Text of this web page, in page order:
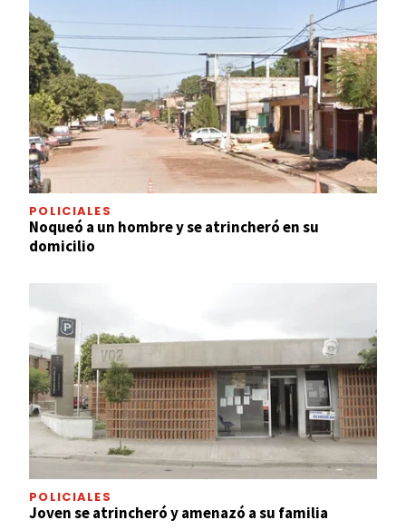
POLICIALES
Noqueó a un hombre y se atrincheró en su
domicilio
POLICIALES
Joven se atrincheró y amenazó a su familia